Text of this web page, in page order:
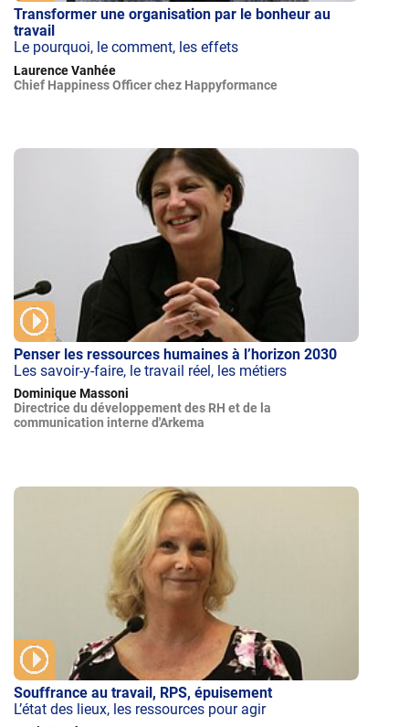
Transformer une organisation par le bonheur au
travail
Le pourquoi, le comment, les effets
Laurence Vanhée
Chief Happiness Officer chez Happyformance
Penser les ressources humaines à l’horizon 2030
Les savoir-y-faire, le travail réel, les métiers
Dominique Massoni
Directrice du développement des RH et de la
communication interne d'Arkema
Souffrance au travail, RPS, épuisement
L’état des lieux, les ressources pour agir